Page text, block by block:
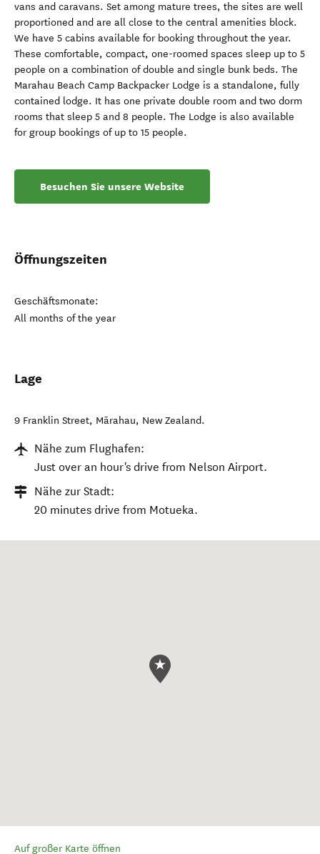
vans and caravans. Set among mature trees, the sites are well
proportioned and are all close to the central amenities block.
We have 5 cabins available for booking throughout the year.
These comfortable, compact, one-roomed spaces sleep up to 5
people on a combination of double and single bunk beds. The
Marahau Beach Camp Backpacker Lodge is a standalone, fully
contained lodge. It has one private double room and two dorm
rooms that sleep 5 and 8 people. The Lodge is also available
for group bookings of up to 15 people.
Besuchen Sie unsere Website
Öffnungszeiten
Geschäftsmonate:
All months of the year
Lage
9 Franklin Street, Mārahau, New Zealand.
Nähe zum Flughafen:
Just over an hour's drive from Nelson Airport.
Nähe zur Stadt:
20 minutes drive from Motueka.
Auf großer Karte öffnen